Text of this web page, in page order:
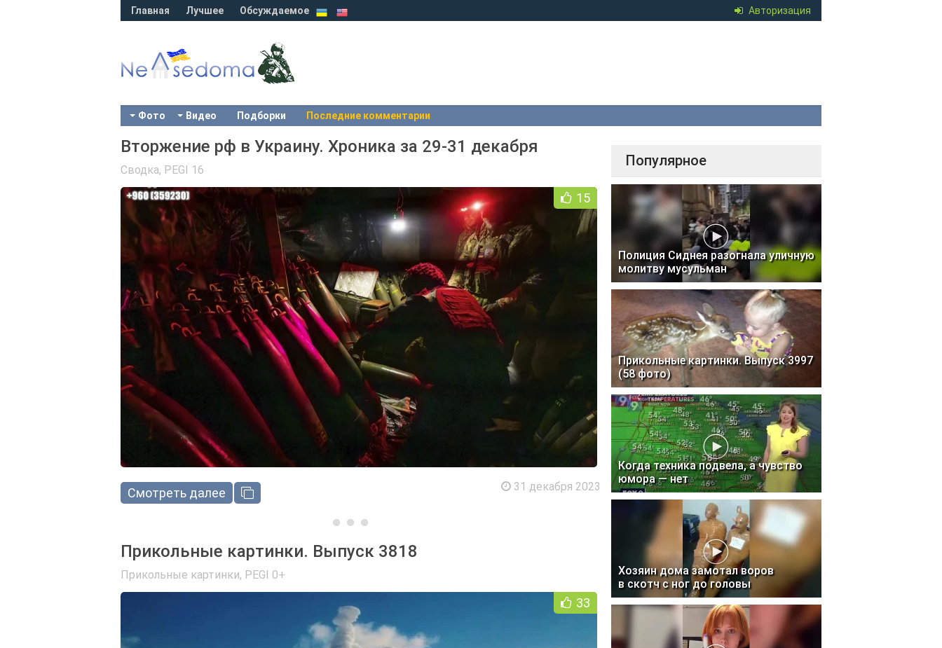
Авторизация
Главная Лучшее Обсуждаемое
Фото Видео Подборки Последние комментарии
Вторжение рф в Украину. Хроника за 29-31 декабря
Сводка, PEGI 16
15
Смотреть далее 31 декабря 2023
Прикольные картинки. Выпуск 3818
Прикольные картинки, PEGI 0+
33
Популярное
Полиция Сиднея разогнала уличную
молитву мусульман
Прикольные картинки. Выпуск 3997
(58 фото)
Когда техника подвела, а чувство
юмора — нет
Хозяин дома замотал воров
в скотч с ног до головы